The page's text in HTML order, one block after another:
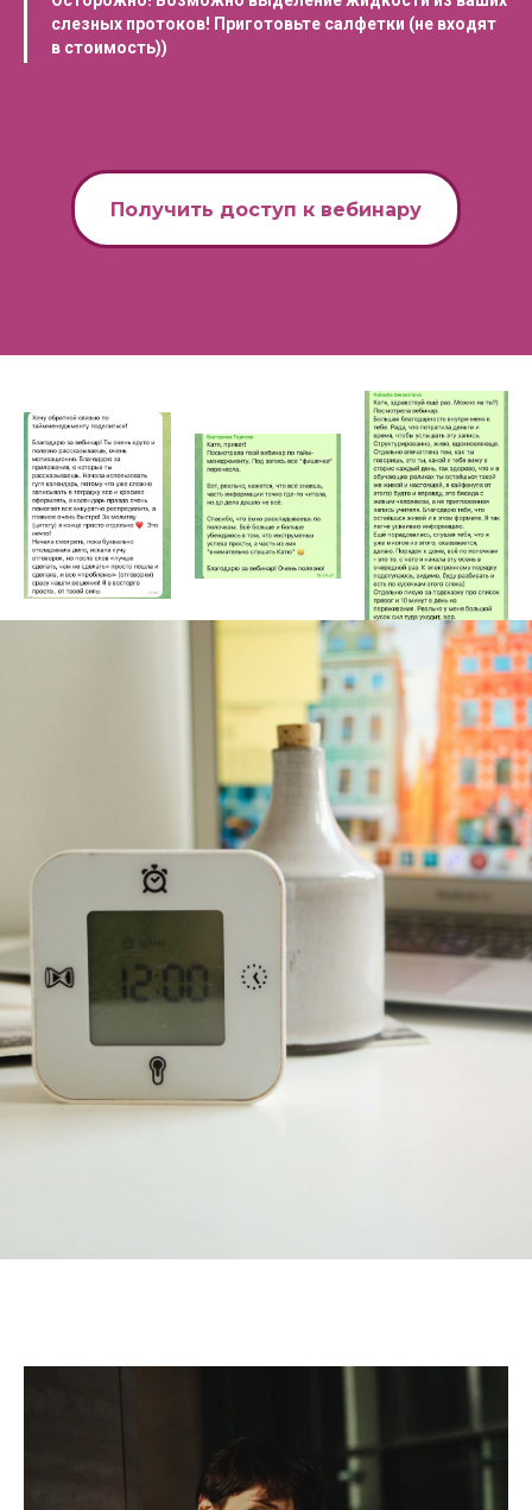
слезных протоков! Приготовьте салфетки (не входят
в стоимость))
Получить доступ к вебинару